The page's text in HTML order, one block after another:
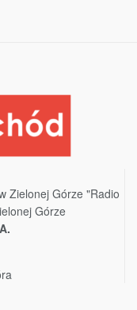
Zielonej Górze "Radio
Górze